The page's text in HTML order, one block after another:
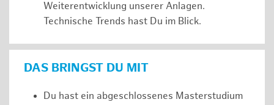
Weiterentwicklung unserer Anlagen.
Technische Trends hast Du im Blick.
DAS BRINGST DU MIT
Du hast ein abgeschlossenes Masterstudium